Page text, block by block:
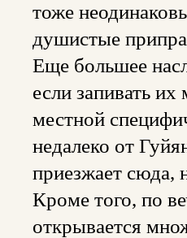
тоже
душистые
Еще большее
если запивать
местной
недалеко от
приезжает сюда,
Кроме того, по
открывается